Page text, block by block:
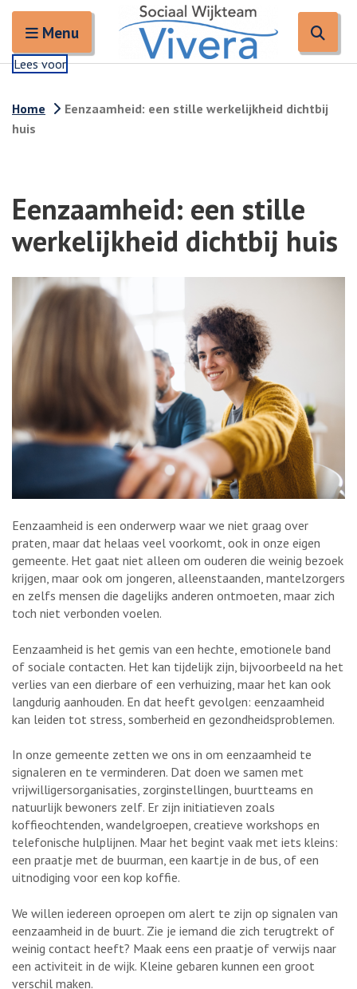
Open en sluit het
Menu
Lees voor
Home
Eenzaamheid: een stille werkelijkheid dichtbij
huis
Eenzaamheid: een stille
werkelijkheid dichtbij huis
Eenzaamheid is een onderwerp waar we niet graag over
praten, maar dat helaas veel voorkomt, ook in onze eigen
gemeente. Het gaat niet alleen om ouderen die weinig bezoek
krijgen, maar ook om jongeren, alleenstaanden, mantelzorgers
en zelfs mensen die dagelijks anderen ontmoeten, maar zich
toch niet verbonden voelen.
Eenzaamheid is het gemis van een hechte, emotionele band
of sociale contacten. Het kan tijdelijk zijn, bijvoorbeeld na het
verlies van een dierbare of een verhuizing, maar het kan ook
langdurig aanhouden. En dat heeft gevolgen: eenzaamheid
kan leiden tot stress, somberheid en gezondheidsproblemen.
In onze gemeente zetten we ons in om eenzaamheid te
signaleren en te verminderen. Dat doen we samen met
vrijwilligersorganisaties, zorginstellingen, buurtteams en
natuurlijk bewoners zelf. Er zijn initiatieven zoals
koffieochtenden, wandelgroepen, creatieve workshops en
telefonische hulplijnen. Maar het begint vaak met iets kleins:
een praatje met de buurman, een kaartje in de bus, of een
uitnodiging voor een kop koffie.
We willen iedereen oproepen om alert te zijn op signalen van
eenzaamheid in de buurt. Zie je iemand die zich terugtrekt of
weinig contact heeft? Maak eens een praatje of verwijs naar
een activiteit in de wijk. Kleine gebaren kunnen een groot
verschil maken.